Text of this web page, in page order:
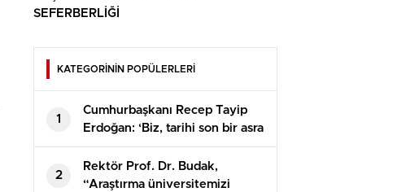
SEFERBERLİĞİ
KATEGORİNİN POPÜLERLERİ
1
Cumhurbaşkanı Recep Tayip
Erdoğan: ‘Biz, tarihi son bir asra
hapsedilemeyecek kadar
büyük bir milletiz’
2
Rektör Prof. Dr. Budak,
“Araştırma üniversitemizi